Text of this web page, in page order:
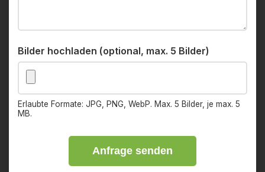
Bilder hochladen (optional, max. 5 Bilder)
Erlaubte Formate: JPG, PNG, WebP. Max. 5 Bilder, je max. 5
MB.
Anfrage senden